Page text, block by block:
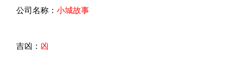
公司名称： 小城故事
吉凶： 凶